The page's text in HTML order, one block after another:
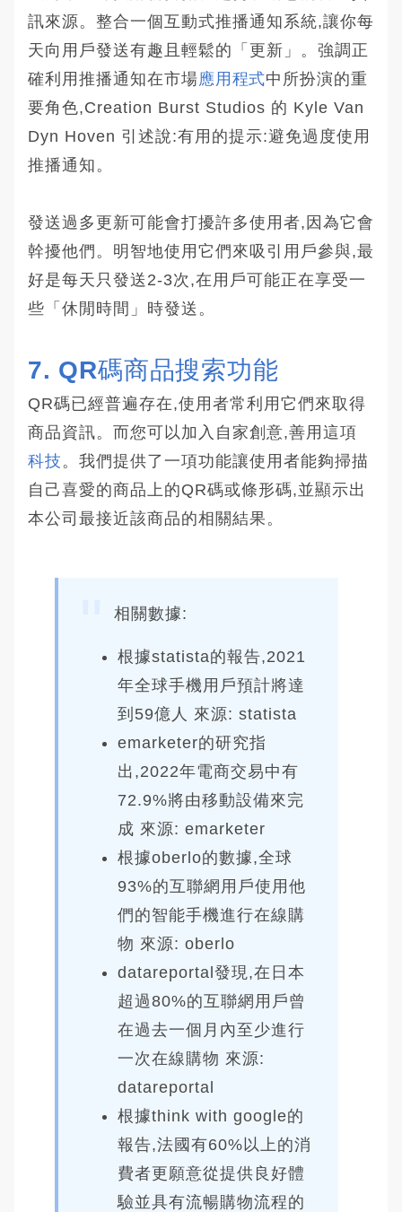
訊來源。整合一個互動式推播通知系統,讓你每
天向用戶發送有趣且輕鬆的「更新」。強調正
確利用推播通知在市場應用程式中所扮演的重
要角色,Creation Burst Studios 的 Kyle Van
Dyn Hoven 引述說:有用的提示:避免過度使用
推播通知。
發送過多更新可能會打擾許多使用者,因為它會
幹擾他們。明智地使用它們來吸引用戶參與,最
好是每天只發送2-3次,在用戶可能正在享受一
些「休閒時間」時發送。
7. QR碼商品搜索功能
QR碼已經普遍存在,使用者常利用它們來取得
商品資訊。而您可以加入自家創意,善用這項
科技 。我們提供了一項功能讓使用者能夠掃描
自己喜愛的商品上的QR碼或條形碼,並顯示出
本公司最接近該商品的相關結果。
相關數據:
根據statista的報告,2021
年全球手機用戶預計將達
到59億人 來源: statista
emarketer的研究指
出,2022年電商交易中有
72.9%將由移動設備來完
成 來源: emarketer
根據oberlo的數據,全球
93%的互聯網用戶使用他
們的智能手機進行在線購
物 來源: oberlo
datareportal發現,在日本
超過80%的互聯網用戶曾
在過去一個月內至少進行
一次在線購物 來源:
datareportal
根據think with google的
報告,法國有60%以上的消
費者更願意從提供良好體
驗並具有流暢購物流程的